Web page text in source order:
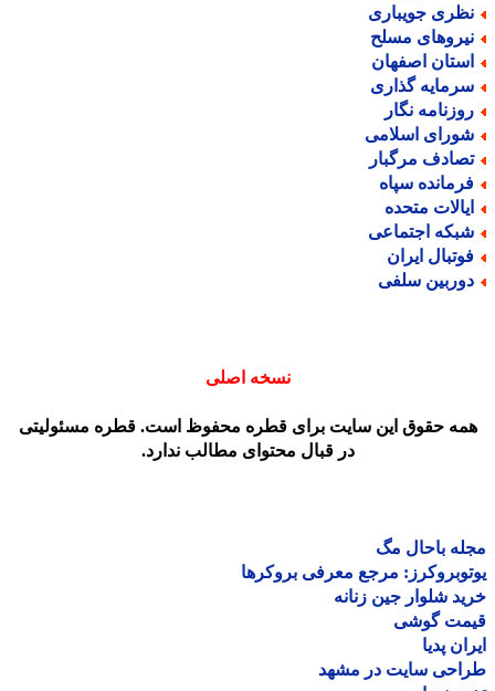
جویباری
مسلح
اصفهان
گذاری
نگار
اسلامی
مرگبار
سپاه
متحده
اجتماعی
ایران
سلفی
نسخه اصلی
حقوق این سایت برای قطره محفوظ است. قطره مسئولیتی
در قبال محتوای مطالب ندارد.
باحال مگ
مرجع معرفی بروکرها
شلوار جین زنانه
گوشی
پدیا
سایت در مشهد